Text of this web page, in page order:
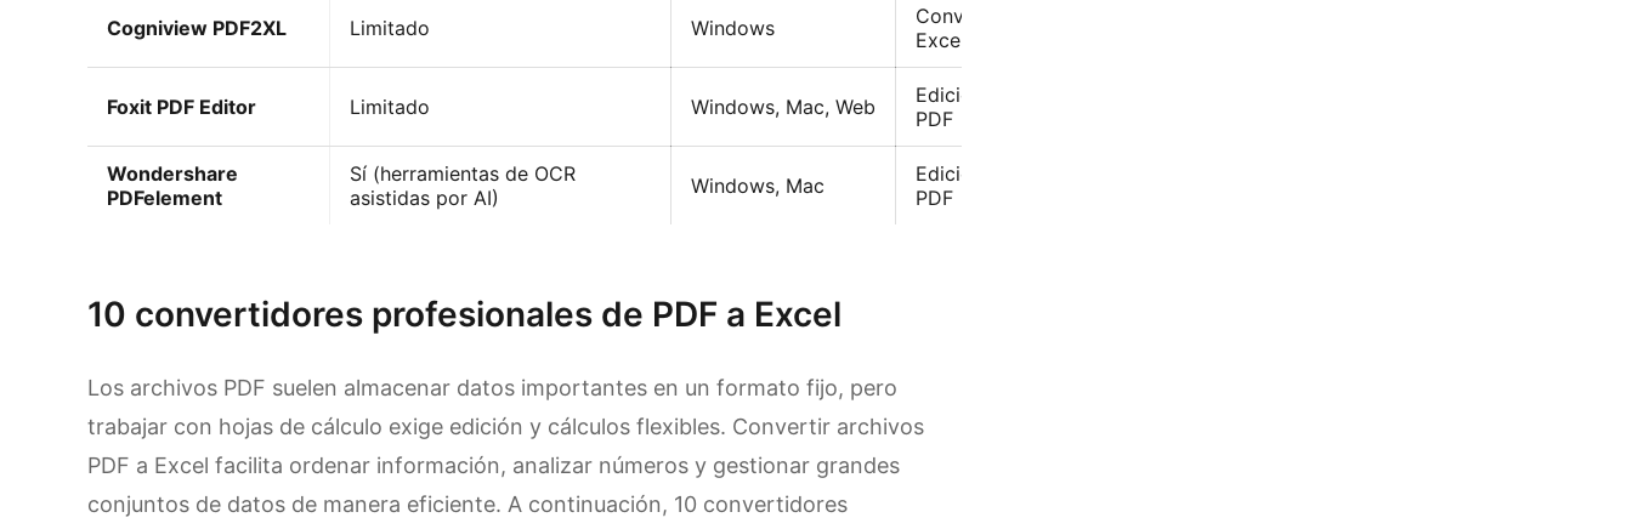
Cogniview PDF2XL Limitado Windows
Conversión de tablas de PDF a
Excel
Foxit PDF Editor Limitado Windows, Mac, Web
Edición y conversión rápida de
PDF
Wondershare
PDFelement
Sí (herramientas de OCR
asistidas por AI)
Windows, Mac
Edición y conversión integral de
PDF
10 convertidores profesionales de PDF a Excel
Los archivos PDF suelen almacenar datos importantes en un formato fijo, pero
trabajar con hojas de cálculo exige edición y cálculos flexibles. Convertir archivos
PDF a Excel facilita ordenar información, analizar números y gestionar grandes
conjuntos de datos de manera eficiente. A continuación, 10 convertidores